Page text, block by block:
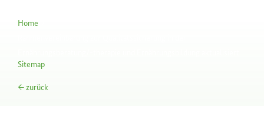
Besondere Anforderungen
Home
Sitemap
← zurück